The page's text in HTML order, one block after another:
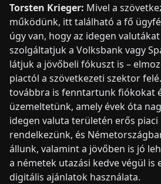
Torsten Krieger: Mivel a
működünk, itt található a fő
úgy van, hogy az idegen
szolgáltatjuk a Volksbank vagy
látjuk a jövőbeli fókuszt is –
piactól a szövetkezeti szektor
továbbra is fenntartunk fiókokat
üzemeltetünk, amely évek óta
idegen valuta területén erős piaci
rendelkezünk, és
állunk, valamint a jövőben is jó
a németek utazási kedve végül is
digitális ajánlatok használata.